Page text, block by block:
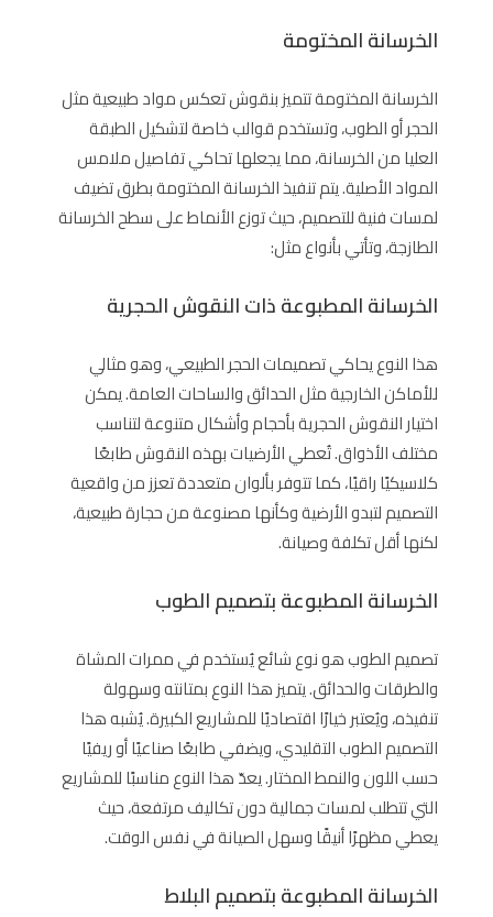
الخرسانة المختومة
الخرسانة المختومة تتميز بنقوش تعكس مواد طبيعية مثل
الحجر أو الطوب، وتستخدم قوالب خاصة لتشكيل الطبقة
العليا من الخرسانة، مما يجعلها تحاكي تفاصيل ملامس
المواد الأصلية. يتم تنفيذ الخرسانة المختومة بطرق تضيف
لمسات فنية للتصميم، حيث توزع الأنماط على سطح الخرسانة
الطازجة، وتأتي بأنواع مثل:
الخرسانة المطبوعة ذات النقوش الحجرية
هذا النوع يحاكي تصميمات الحجر الطبيعي، وهو مثالي
للأماكن الخارجية مثل الحدائق والساحات العامة. يمكن
اختيار النقوش الحجرية بأحجام وأشكال متنوعة لتناسب
مختلف الأذواق. تُعطي الأرضيات بهذه النقوش طابعًا
كلاسيكيًا راقيًا، كما تتوفر بألوان متعددة تعزز من واقعية
التصميم لتبدو الأرضية وكأنها مصنوعة من حجارة طبيعية،
لكنها أقل تكلفة وصيانة.
الخرسانة المطبوعة بتصميم الطوب
تصميم الطوب هو نوع شائع يُستخدم في ممرات المشاة
والطرقات والحدائق. يتميز هذا النوع بمتانته وسهولة
تنفيذه، ويُعتبر خيارًا اقتصاديًا للمشاريع الكبيرة. يُشبه هذا
التصميم الطوب التقليدي، ويضفي طابعًا صناعيًا أو ريفيًا
حسب اللون والنمط المختار. يعدّ هذا النوع مناسبًا للمشاريع
التي تتطلب لمسات جمالية دون تكاليف مرتفعة، حيث
يعطي مظهرًا أنيقًا وسهل الصيانة في نفس الوقت.
الخرسانة المطبوعة بتصميم البلاط